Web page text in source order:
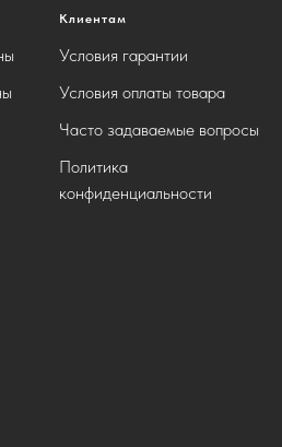
Клиентам
Условия гарантии
Условия оплаты товара
Часто задаваемые вопросы
Политика
конфиденциальности